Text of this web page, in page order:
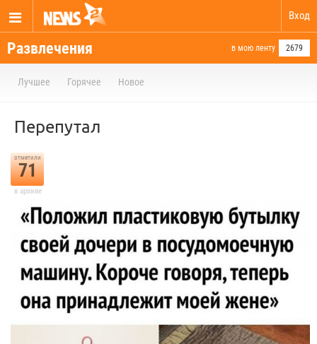
Вход
Развлечения в мою ленту 2679
Лучшее Горячее Новое
Перепутал
отметили
71
в архиве